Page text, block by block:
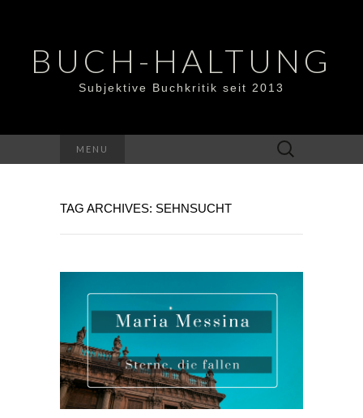
BUCH-HALTUNG
Subjektive Buchkritik seit 2013
MENU
Suchen
nach:
TAG ARCHIVES: SEHNSUCHT